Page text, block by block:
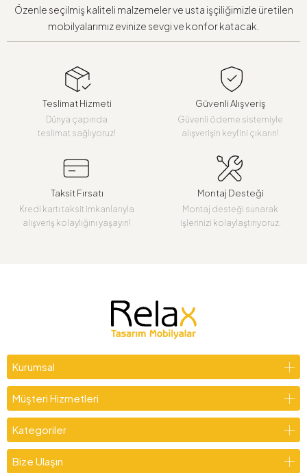
Özenle seçilmiş kaliteli malzemeler ve usta işçiliğimizle üretilen
mobilyalarımız evinize sevgi ve konfor katacak.
Teslimat Hizmeti
Dünya çapında
teslimat sağlıyoruz!
Güvenli Alışveriş
Güvenli ödeme sistemiyle
alışverişin keyfini çıkarın!
Taksit Fırsatı
Kredi kartı taksit imkanlarıyla
alışveriş kolaylığını yaşayın!
Montaj Desteği
Montaj desteği sunarak
işlerinizi kolaylaştırıyoruz.
Kurumsal
Müşteri Hizmetleri
Kategoriler
Bize Ulaşın